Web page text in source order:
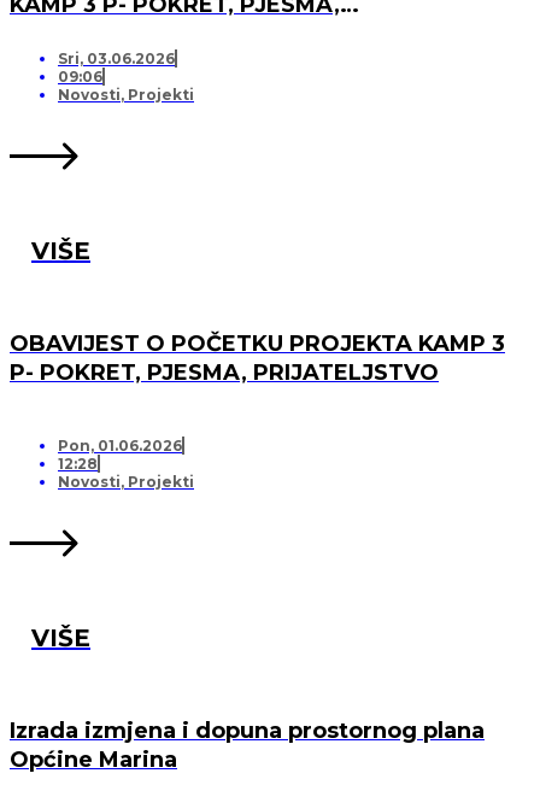
Sri, 03.06.2026
09:06
Novosti, Projekti
VIŠE
OBAVIJEST O POČETKU PROJEKTA KAMP 3
P- POKRET, PJESMA, PRIJATELJSTVO
Pon, 01.06.2026
12:28
Novosti, Projekti
VIŠE
Izrada izmjena i dopuna prostornog plana
Općine Marina